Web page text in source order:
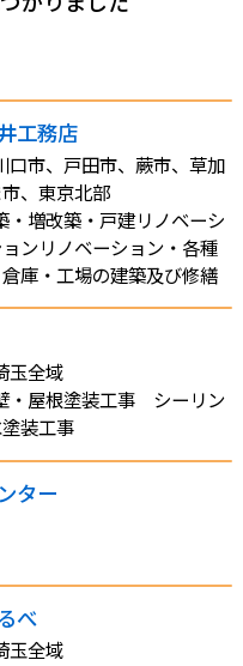
工務店
口市、戸田市、蕨市、草加
、東京北部
・増改築・戸建リノベーシ
ンリノベーション・各種
庫・工場の建築及び修繕
玉全域
・屋根塗装工事 シーリン
装工事
ター
べ
玉全域